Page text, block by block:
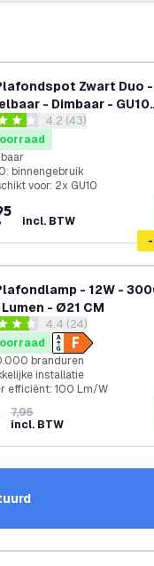
Zwart Duo -
- Dimbaar - GU10
– Opbouw
reviews drawer
sterren4.2 (43)
binnengebruik
voor: 2x GU10
incl. BTW
-
- 12W -
- Ø21 CM
reviews drawer
sterren4.4 (24)
branduren
installatie
efficiënt: 100 Lm/W
7,95
incl. BTW